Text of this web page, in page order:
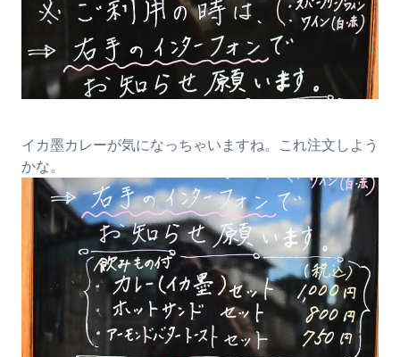
イカ墨カレーが気になっちゃいますね。これ注文しよう
かな。